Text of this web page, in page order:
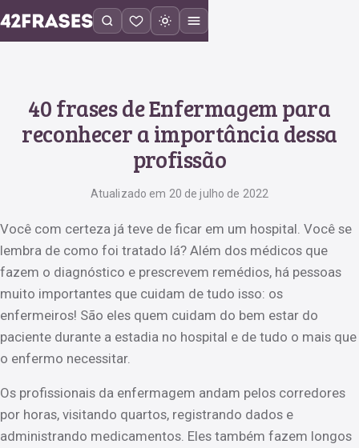
40 frases de Enfermagem para
reconhecer a importância dessa
profissão
Atualizado em 20 de julho de 2022
Você com certeza já teve de ficar em um hospital. Você se
lembra de como foi tratado lá? Além dos médicos que
fazem o diagnóstico e prescrevem remédios, há pessoas
muito importantes que cuidam de tudo isso: os
enfermeiros! São eles quem cuidam do bem estar do
paciente durante a estadia no hospital e de tudo o mais que
o enfermo necessitar.
Os profissionais da enfermagem andam pelos corredores
por horas, visitando quartos, registrando dados e
administrando medicamentos. Eles também fazem longos